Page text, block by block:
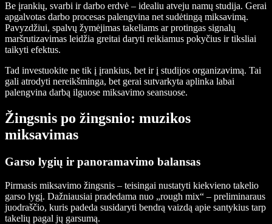
Be įrankių, svarbi ir darbo erdvė – idealiu atveju namų studija. Gerai
apgalvotas darbo procesas palengvina net sudėtingą miksavimą.
Pavyzdžiui, spalvų žymėjimas takeliams ar protingas signalų
maršrutizavimas leidžia greitai daryti reikiamus pokyčius ir tiksliai
taikyti efektus.
Tad investuokite ne tik į įrankius, bet ir į studijos organizavimą. Tai
gali atrodyti nereikšminga, bet gerai sutvarkyta aplinka labai
palengvina darbą ilguose miksavimo seansuose.
Žingsnis po žingsnio: muzikos
miksavimas
Garso lygių ir panoramavimo balansas
Pirmasis miksavimo žingsnis – teisingai nustatyti kiekvieno takelio
garso lygį. Dažniausiai pradedama nuo „rough mix“ – preliminaraus
juodraščio, kuris padeda susidaryti bendrą vaizdą apie santykius tarp
takelių pagal jų garsumą.